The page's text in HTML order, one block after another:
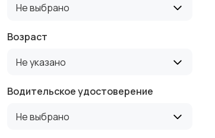
Не выбрано
Возраст
Не указано
Водительское удостоверение
Не выбрано